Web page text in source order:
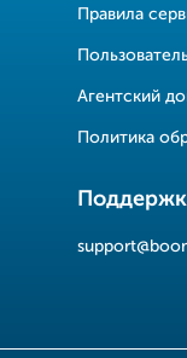
Правила
Агентский
Политика